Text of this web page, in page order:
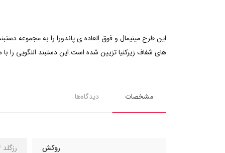
این طرح مینیمال و فوق العاده ی پاندورا را به مجموعه
های شفاف زیرکنیا تزیین شده است.این دستبند النگویی را
مشخصات دیدگاه‌ها
روکش رزگلد 14 عیار